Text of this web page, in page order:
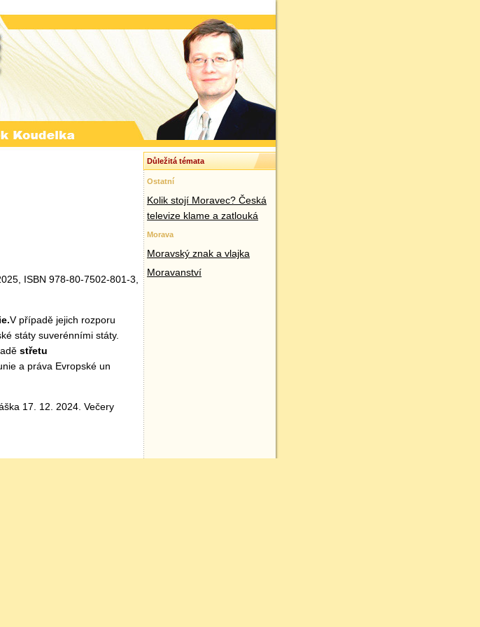
Důležitá témata
Ostatní
Kolik stojí Moravec? Česká
televize klame a zatlouká
Morava
Moravský znak a vlajka
Moravanství
ISBN 978-80-7502-801-3,
V případě jejich rozporu
státy suverénními státy.
střetu
a práva Evropské un
17. 12. 2024. Večery